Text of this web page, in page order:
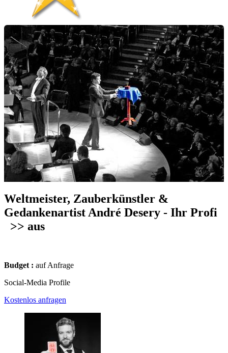
Weltmeister, Zauberkünstler &
Gedankenartist André Desery - Ihr Profi
>> aus
Budget : auf Anfrage
Social-Media Profile
Kostenlos anfragen